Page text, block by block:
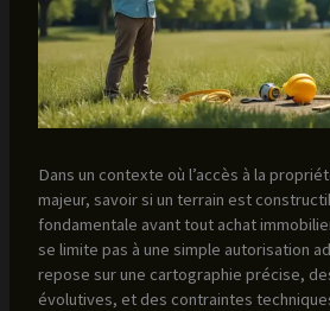
Dans un contexte où l’accès à la
majeur, savoir si un terrain est
fondamentale avant tout achat
se limite pas à une simple autorisation
repose sur une cartographie précise,
évolutives, et des contraintes